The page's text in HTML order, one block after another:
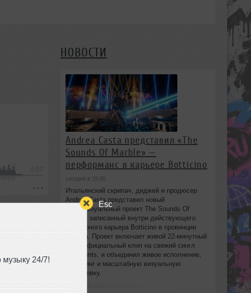
Esc
24/7!
-5:07
НОВОСТИ
Andrea Casta представил «The
Sounds Of Marble» —
перформанс в карьере Botticino
сегодня в 15:05
Итальянский скрипач, диджей и продюсер
Andrea Casta представил новый
аудиовизуальный проект The Sounds Of
Marble, записанный внутри действующего
мраморного карьера Botticino в провинции
Brescia. Проект включает живой 22‑минутный
сет и официальный клип на свежий сингл
Fragments, и объединил живое исполнение,
диджеинг и масштабную визуальную
постановку.